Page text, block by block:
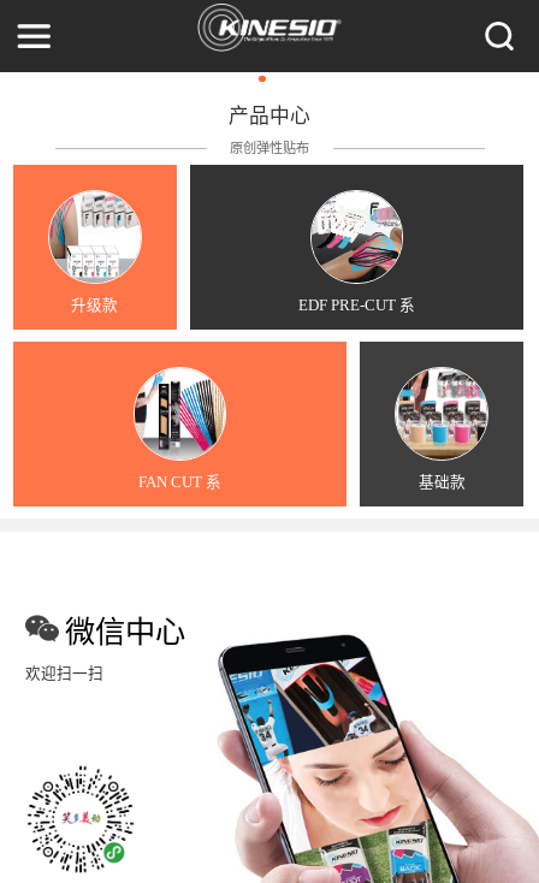
产品中心
原创弹性贴布
升级款 EDF PRE-CUT 系
FAN CUT 系 基础款
微信中心
欢迎扫一扫